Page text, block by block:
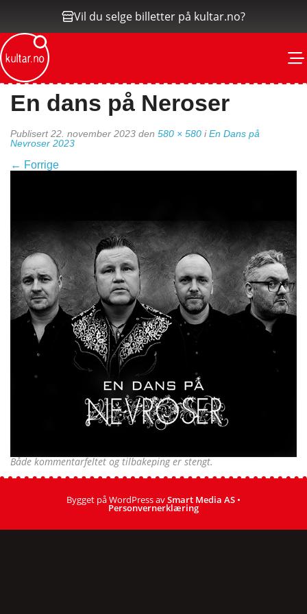
Vil du selge billetter på kultar.no?
En dans på Neroser
Publisert22. november 2023 den 580 × 580 iEn Dans på
Nevroser 2023
← Forrige
Både kommentarfeltet og tilbakeping er stengt.
Bygget på WordPress avSmart Media AS •
Personvernerklæring